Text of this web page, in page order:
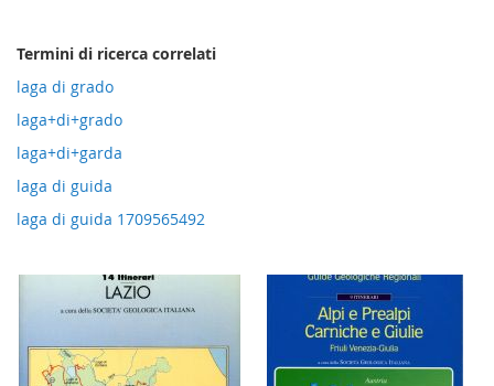
Termini di ricerca correlati
laga di grado
laga+di+grado
laga+di+garda
laga di guida
laga di guida 1709565492